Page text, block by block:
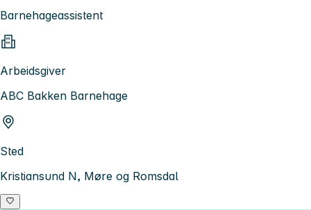
Barnehageassistent
Arbeidsgiver
ABC Bakken Barnehage
Sted
Kristiansund N, Møre og Romsdal